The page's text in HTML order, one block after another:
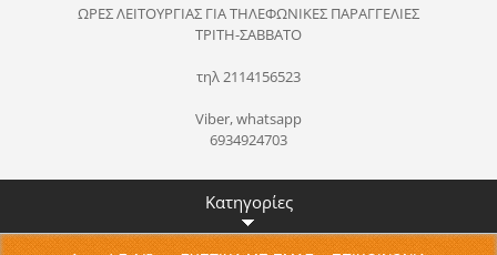
ΩΡΕΣ ΛΕΙΤΟΥΡΓΙΑΣ ΓΙΑ ΤΗΛΕΦΩΝΙΚΕΣ ΠΑΡΑΓΓΕΛΙΕΣ
ΤΡΙΤΗ-ΣΑΒΒΑΤΟ
τηλ 2114156523
Viber, whatsapp
6934924703
Κατηγορίες